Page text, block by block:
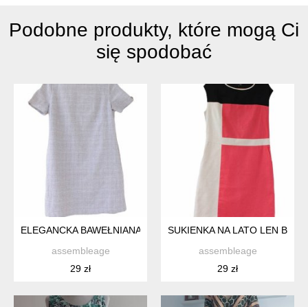
Podobne produkty, które mogą Ci
się spodobać
ELEGANCKA BAWEŁNIANA SUKIENKA VINTAGE W KRATKĘ
assembleage
29 zł
SUKIENKA NA LATO LEN
assembleage
29 zł